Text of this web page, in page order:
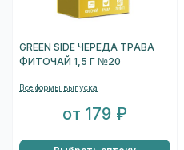
GREEN SIDE ЧЕРЕДА ТРАВА
ФИТОЧАЙ 1,5 Г №20
Все формы выпуска
от 179 ₽